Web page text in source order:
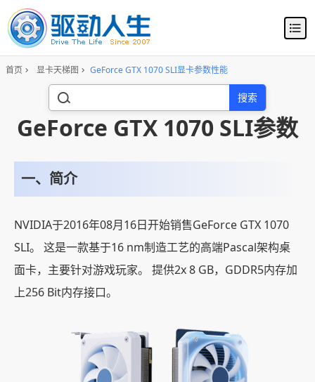
首页 显卡天梯图 GeForce GTX 1070 SLI显卡参数性能
搜索
GeForce GTX 1070 SLI参数
一、简介
NVIDIA于2016年08月16日开始销售GeForce GTX 1070
SLI。 这是一款基于16 nm制造工艺的高端Pascal架构桌
面卡，主要针对游戏玩家。 提供2x 8 GB，GDDR5内存加
上256 Bit内存接口。